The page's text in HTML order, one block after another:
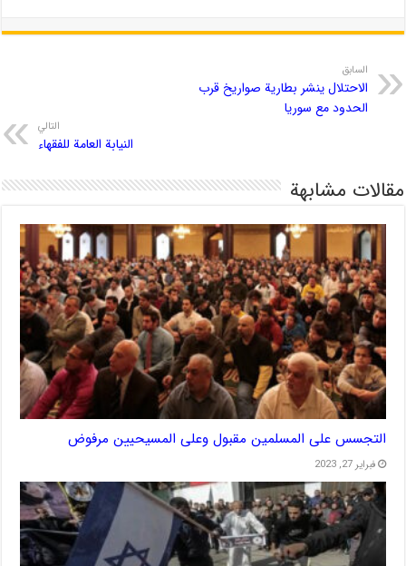
السابق
الاحتلال ينشر بطارية صواريخ قرب
الحدود مع سوريا
التالي
النيابة العامة للفقهاء
مقالات مشابهة
التجسس على المسلمين مقبول وعلى المسيحيين مرفوض
فبراير 27, 2023